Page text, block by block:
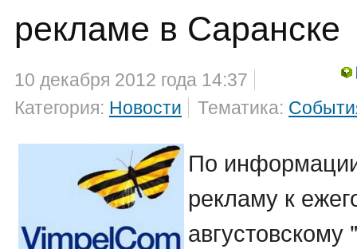
рекламе в Саранске
10 декабря 2012 года 14:37
Категория: Новости Тематика:
По
рекламу к